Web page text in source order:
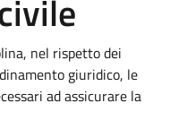
nel rispetto dei
giuridico, le
ad assicurare la